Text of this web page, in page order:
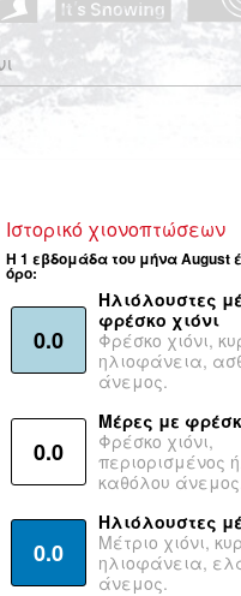
Ιστορικό χιονοπτώσεων
Η 1 εβδομάδα του μήνα August
όρο:
0.0
Ηλιόλουστες
φρέσκο χιόνι
Φρέσκο χιόνι,
ηλιοφάνεια,
άνεμος.
0.0
Μέρες με
Φρέσκο χιόνι,
περιορισμένος
καθόλου
0.0
Ηλιόλουστες
Μέτριο χιόνι,
ηλιοφάνεια,
άνεμος.